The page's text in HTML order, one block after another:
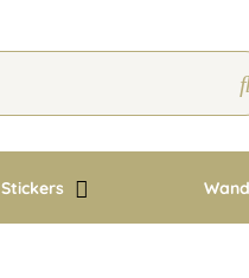
Stickers